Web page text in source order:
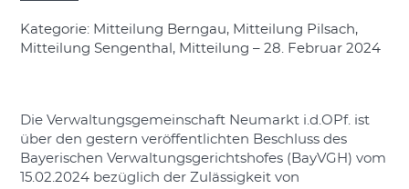
Kategorie: Mitteilung Berngau, Mitteilung Pilsach,
Mitteilung Sengenthal, Mitteilung – 28. Februar 2024
Die Verwaltungsgemeinschaft Neumarkt i.d.OPf. ist
über den gestern veröffentlichten Beschluss des
Bayerischen Verwaltungsgerichtshofes (BayVGH) vom
15.02.2024 bezüglich der Zulässigkeit von